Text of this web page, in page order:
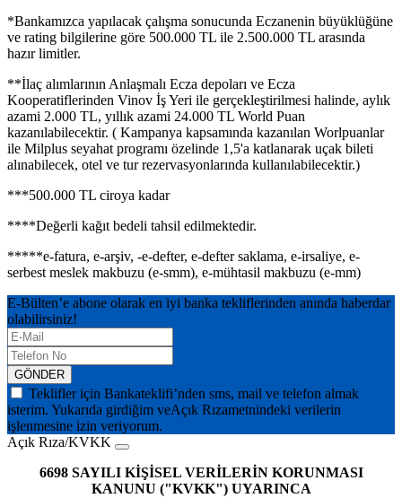
*Bankamızca yapılacak çalışma sonucunda Eczanenin büyüklüğüne
ve rating bilgilerine göre 500.000 TL ile 2.500.000 TL arasında
hazır limitler.
**İlaç alımlarının Anlaşmalı Ecza depoları ve Ecza
Kooperatiflerinden Vinov İş Yeri ile gerçekleştirilmesi halinde, aylık
azami 2.000 TL, yıllık azami 24.000 TL World Puan
kazanılabilecektir. ( Kampanya kapsamında kazanılan Worlpuanlar
ile Milplus seyahat programı özelinde 1,5'a katlanarak uçak bileti
alınabilecek, otel ve tur rezervasyonlarında kullanılabilecektir.)
***500.000 TL ciroya kadar
****Değerli kağıt bedeli tahsil edilmektedir.
*****e-fatura, e-arşiv, -e-defter, e-defter saklama, e-irsaliye, e-
serbest meslek makbuzu (e-smm), e-mühtasil makbuzu (e-mm)
E-Bülten’e abone olarak en iyi banka tekliflerinden anında haberdar
olabilirsiniz!
GÖNDER
Teklifler için Bankateklifi’nden sms, mail ve telefon almak
isterim. Yukarıda girdiğim veAçık Rızametnindeki verilerin
işlenmesine izin veriyorum.
Açık Rıza/KVKK
6698 SAYILI KİŞİSEL VERİLERİN KORUNMASI
KANUNU ("KVKK") UYARINCA